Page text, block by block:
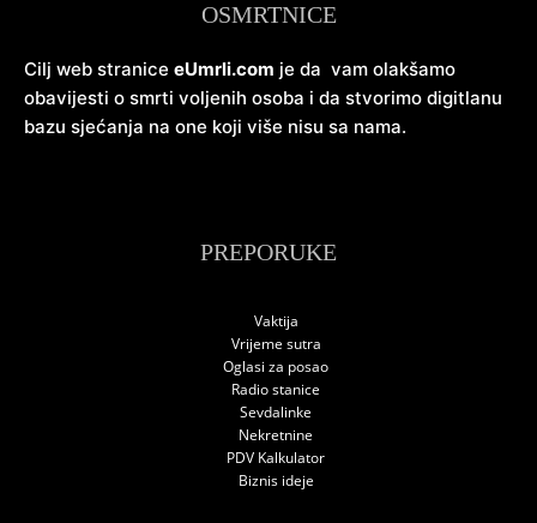
OSMRTNICE
Cilj web stranice eUmrli.com je da vam olakšamo
obavijesti o smrti voljenih osoba i da stvorimo digitlanu
bazu sjećanja na one koji više nisu sa nama.
PREPORUKE
Vaktija
Vrijeme sutra
Oglasi za posao
Radio stanice
Sevdalinke
Nekretnine
PDV Kalkulator
Biznis ideje